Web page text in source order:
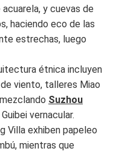
y cuevas de
haciendo eco de las
estrechas, luego
étnica incluyen
viento, talleres Miao
Suzhou
vernacular.
Villa exhiben papeleo
mientras que